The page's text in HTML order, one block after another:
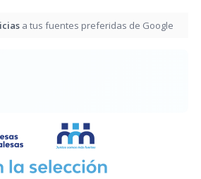
a tus fuentes preferidas de Google